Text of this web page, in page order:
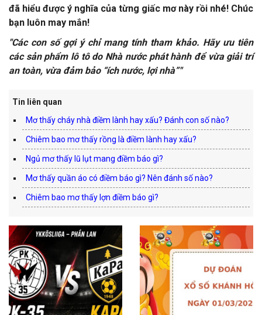
đã hiểu được ý nghĩa của từng giấc mơ này rồi nhé! Chúc
bạn luôn may mắn!
"Các con số gợi ý chỉ mang tính tham khảo. Hãy ưu tiên
các sản phẩm lô tô do Nhà nước phát hành để vừa giải trí
an toàn, vừa đảm bảo “ích nước, lợi nhà”"
Tin liên quan
Mơ thấy cháy nhà điềm lành hay xấu? Đánh con số nào?
Chiêm bao mơ thấy rồng là điềm lành hay xấu?
Ngủ mơ thấy lũ lụt mang điềm báo gì?
Mơ thấy quần áo có điềm báo gì? Nên đánh số nào?
Chiêm bao mơ thấy lợn điềm báo gì?